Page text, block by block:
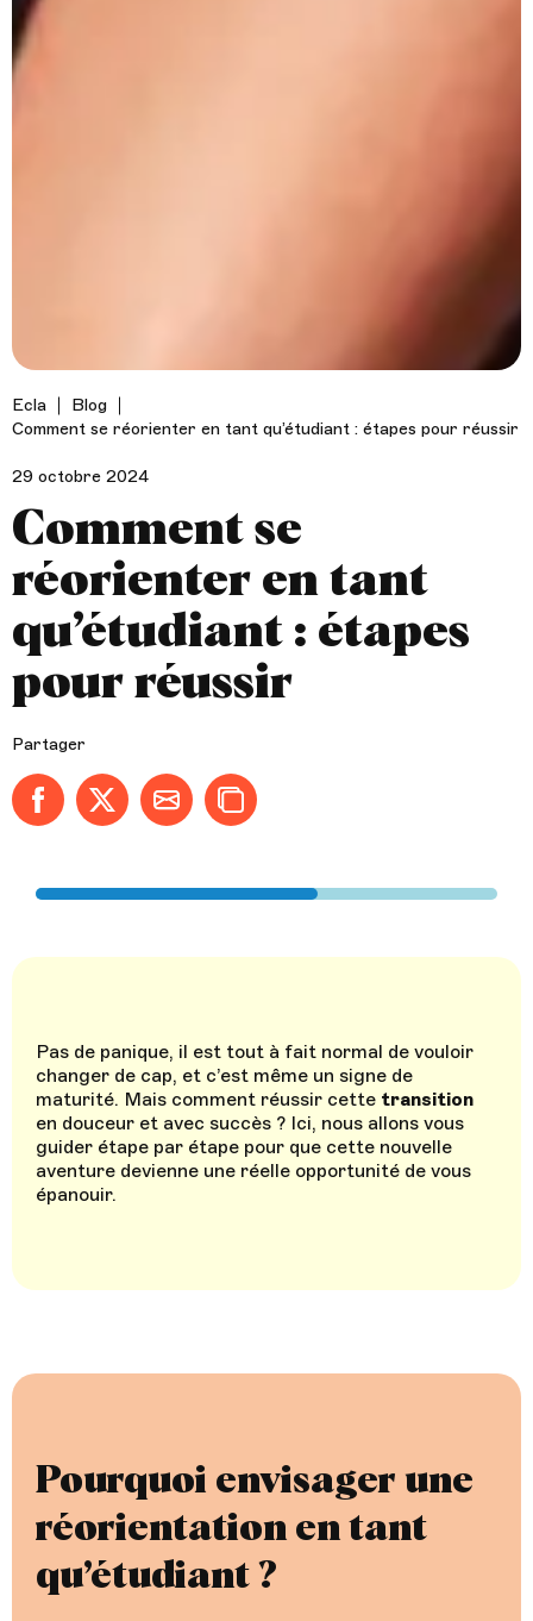
Ecla
Blog
Comment se réorienter en tant qu’étudiant : étapes pour réussir
29 octobre 2024
Comment se
réorienter en tant
qu’étudiant : étapes
pour réussir
Partager
Partager sur Facebook
Partager sur X (anciennement Twitter)
Partager par email
Copier dans le presse-papier
Pas de panique, il est tout à fait normal de vouloir
changer de cap, et c’est même un signe de
maturité. Mais comment réussir cette transition
en douceur et avec succès ? Ici, nous allons vous
guider étape par étape pour que cette nouvelle
aventure devienne une réelle opportunité de vous
épanouir.
Pourquoi envisager une
réorientation en tant
qu’étudiant ?